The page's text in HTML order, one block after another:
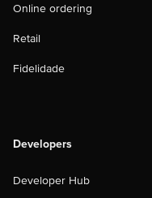
Online ordering
Retail
Fidelidade
Developers
Developer Hub